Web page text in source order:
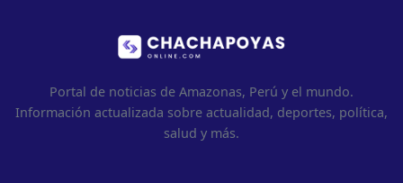
Portal de noticias de Amazonas, Perú y el mundo.
Información actualizada sobre actualidad, deportes, política,
salud y más.